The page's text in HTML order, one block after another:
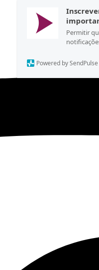
Permitir
Powered by SendPulse